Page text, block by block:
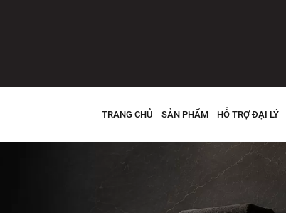
TRANG CHỦ SẢN PHẨM HỖ TRỢ ĐẠI LÝ